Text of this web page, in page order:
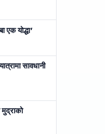
एक योद्धा’
सावधानी
मुद्राको